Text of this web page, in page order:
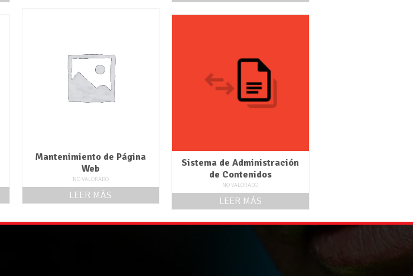
Mantenimiento de Página
Web
NO VALORADO
LEER MÁS
Sistema de Administración
de Contenidos
NO VALORADO
LEER MÁS